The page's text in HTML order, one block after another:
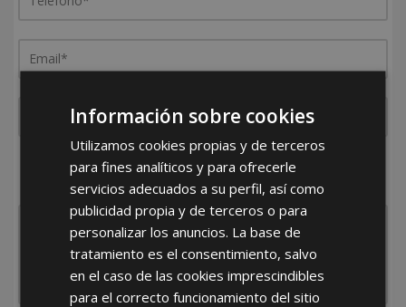
¿De dónde es la empresa?
España
Portugal Otros
Información sobre cookies
Utilizamos cookies propias y de terceros
para fines analíticos y para ofrecerle
servicios adecuados a su perfil, así como
publicidad propia y de terceros o para
personalizar los anuncios. La base de
tratamiento es el consentimiento, salvo
en el caso de las cookies imprescindibles
para el correcto funcionamiento del sitio